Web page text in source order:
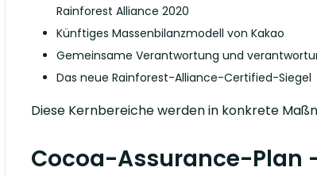
Rainforest Alliance 2020
Künftiges Massenbilanzmodell von Kakao
Gemeinsame Verantwortung und
Das neue Rainforest-Alliance-Certified-Siegel
Diese Kernbereiche werden in konkrete
Cocoa-Assurance-Plan